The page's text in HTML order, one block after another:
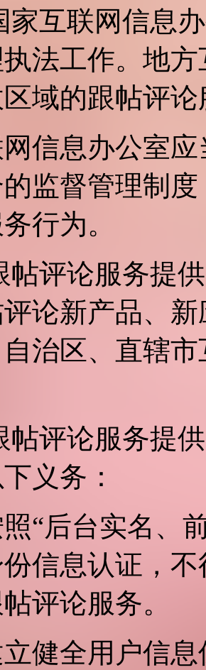
家互联网信息
法工作。地
域的跟帖评
信息办公室
监督管理制
行为。
帖评论服务提
论新产品、
治区、直辖
帖评论服务提
义务：
照“后台实名、
信息认证，
评论服务。
立健全用户信